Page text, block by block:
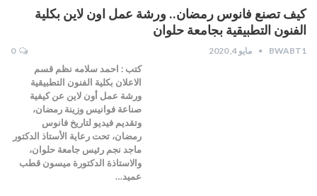
كيف تصنع فانوس رمضان.. ورشة عمل اون لاين بكلية
الفنون التطبيقية بجامعة حلوان
BWABT1 مايو 4, 2020 0
كتب : احمد سلامه نظم قسم
الاعلان بكلية الفنون التطبيقية
ورشة عمل أون لاين عن كيفية
صناعة فوانيس وزينة رمضان،
وتقديم فيديو لتاريخ فانوس
رمضان، تحت رعاية الأستاذ الدكتور
ماجد نجم رئيس جامعة حلوان،
والاستاذة الدكتورة ميسون قطب
عميد…